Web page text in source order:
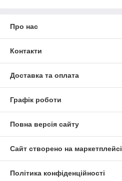
Про нас
Контакти
Доставка та оплата
Графік роботи
Повна версія сайту
Сайт створено на маркетплейсі
Політика конфіденційності